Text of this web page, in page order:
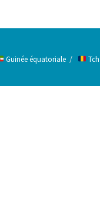
Guinée équatoriale